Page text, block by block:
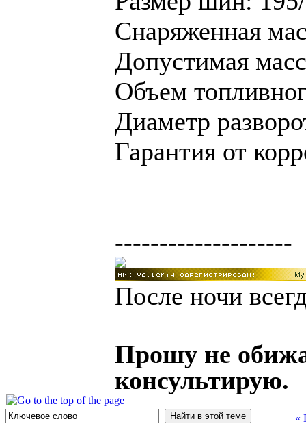
Снаряженная
Допустимая
Объем
Диаметр
Гарантия от
--------------------
После ночи
Прошу не
консультирую.
«